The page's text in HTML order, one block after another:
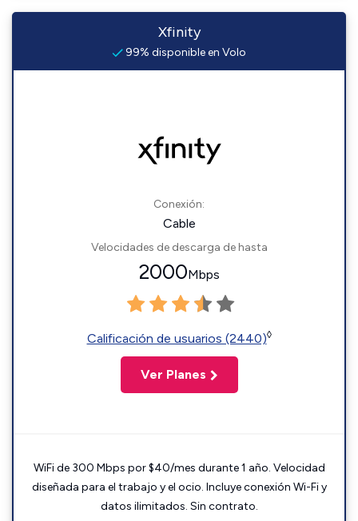
Xfinity
99% disponible en Volo
Conexión:
Cable
Velocidades de descarga de hasta
2000Mbps
Calificación de usuarios (2440)◊
Ver Planes
WiFi de 300 Mbps por $40/mes durante 1 año. Velocidad
diseñada para el trabajo y el ocio. Incluye conexión Wi-Fi y
datos ilimitados. Sin contrato.